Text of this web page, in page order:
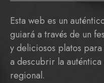
Esta web es un
guiará a través de un
y deliciosos platos
a descubrir la
regional.